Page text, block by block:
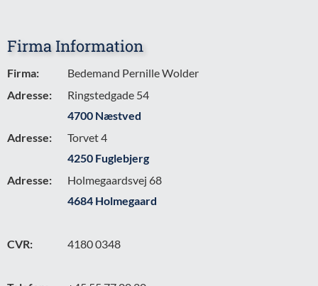
Firma Information
Firma:
Bedemand Pernille Wolder
Adresse:
Ringstedgade 54
4700 Næstved
Adresse:
Torvet 4
4250 Fuglebjerg
Adresse:
Holmegaardsvej 68
4684 Holmegaard
CVR: 4180 0348